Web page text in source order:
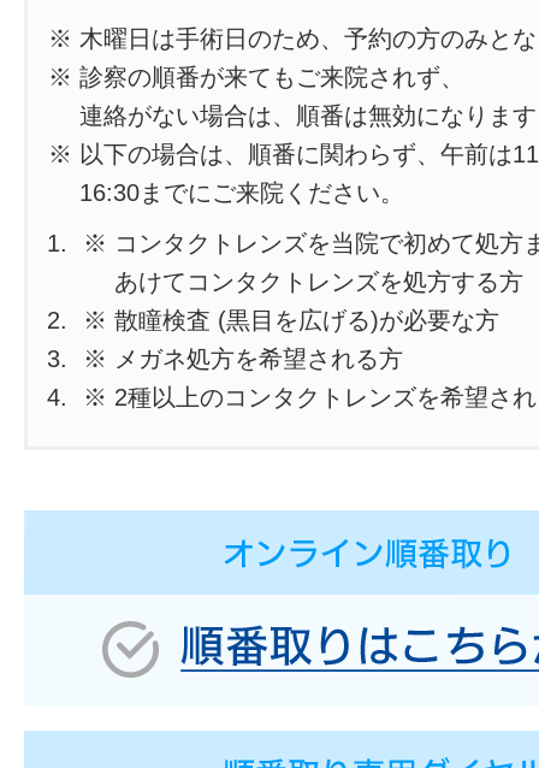
※ 木曜日は手術日のため、予約の方のみと
※ 診察の順番が来てもご来院されず、
連絡がない場合は、順番は無効になりま
※ 以下の場合は、順番に関わらず、午前は
16:30までにご来院ください。
※ コンタクトレンズを当院で初めて処方
あけてコンタクトレンズを処方する方
※ 散瞳検査 (黒目を広げる)が必要な方
※ メガネ処方を希望される方
※ 2種以上のコンタクトレンズを希望さ